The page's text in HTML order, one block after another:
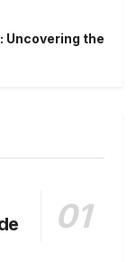
Uncovering the